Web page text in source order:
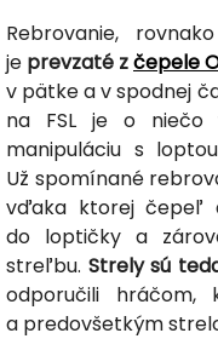
Rebrovanie,
je prevzaté zčepele
v pätke a v spodnej
na FSL je o niečo
manipuláciu s
Už spomínané
vďaka ktorej čepeľ
do loptičky a
streľbu. Strely sú
odporučili
a predovšetkým